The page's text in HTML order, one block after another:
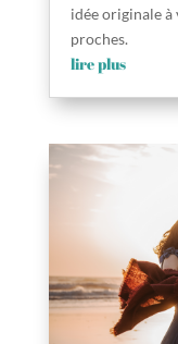
idée originale
proches.
lire plus